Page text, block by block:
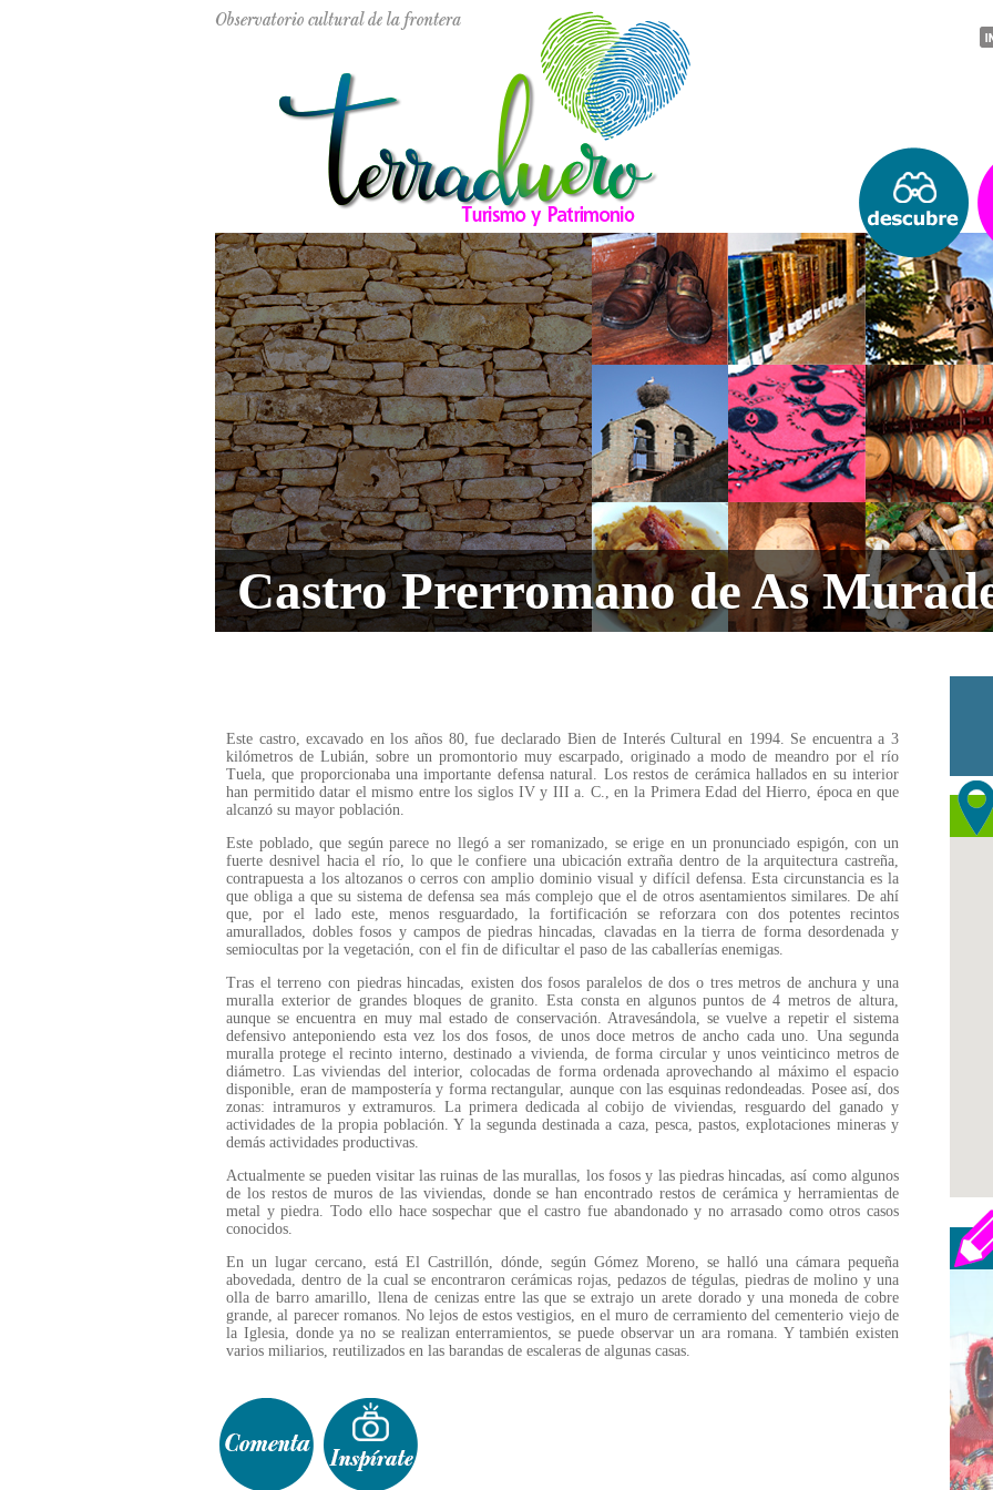
Castro Prerromano de As
Este castro, excavado en los años 80, fue declarado Bien de Interés Cultural en 1994. Se encuentra a 3
kilómetros de Lubián, sobre un promontorio muy escarpado, originado a modo de meandro por el río
Tuela, que proporcionaba una importante defensa natural. Los restos de cerámica hallados en su interior
han permitido datar el mismo entre los siglos IV y III a. C., en la Primera Edad del Hierro, época en que
alcanzó su mayor población.
Este poblado, que según parece no llegó a ser romanizado, se erige en un pronunciado espigón, con un
fuerte desnivel hacia el río, lo que le confiere una ubicación extraña dentro de la arquitectura castreña,
contrapuesta a los altozanos o cerros con amplio dominio visual y difícil defensa. Esta circunstancia es la
que obliga a que su sistema de defensa sea más complejo que el de otros asentamientos similares. De ahí
que, por el lado este, menos resguardado, la fortificación se reforzara con dos potentes recintos
amurallados, dobles fosos y campos de piedras hincadas, clavadas en la tierra de forma desordenada y
semiocultas por la vegetación, con el fin de dificultar el paso de las caballerías enemigas.
Tras el terreno con piedras hincadas, existen dos fosos paralelos de dos o tres metros de anchura y una
muralla exterior de grandes bloques de granito. Esta consta en algunos puntos de 4 metros de altura,
aunque se encuentra en muy mal estado de conservación. Atravesándola, se vuelve a repetir el sistema
defensivo anteponiendo esta vez los dos fosos, de unos doce metros de ancho cada uno. Una segunda
muralla protege el recinto interno, destinado a vivienda, de forma circular y unos veinticinco metros de
diámetro. Las viviendas del interior, colocadas de forma ordenada aprovechando al máximo el espacio
disponible, eran de mampostería y forma rectangular, aunque con las esquinas redondeadas. Posee así, dos
zonas: intramuros y extramuros. La primera dedicada al cobijo de viviendas, resguardo del ganado y
actividades de la propia población. Y la segunda destinada a caza, pesca, pastos, explotaciones mineras y
demás actividades productivas.
Actualmente se pueden visitar las ruinas de las murallas, los fosos y las piedras hincadas, así como algunos
de los restos de muros de las viviendas, donde se han encontrado restos de cerámica y herramientas de
metal y piedra. Todo ello hace sospechar que el castro fue abandonado y no arrasado como otros casos
conocidos.
En un lugar cercano, está El Castrillón, dónde, según Gómez Moreno, se halló una cámara pequeña
abovedada, dentro de la cual se encontraron cerámicas rojas, pedazos de tégulas, piedras de molino y una
olla de barro amarillo, llena de cenizas entre las que se extrajo un arete dorado y una moneda de cobre
grande, al parecer romanos. No lejos de estos vestigios, en el muro de cerramiento del cementerio viejo de
la Iglesia, donde ya no se realizan enterramientos, se puede observar un ara romana. Y también existen
varios miliarios, reutilizados en las barandas de escaleras de algunas casas.